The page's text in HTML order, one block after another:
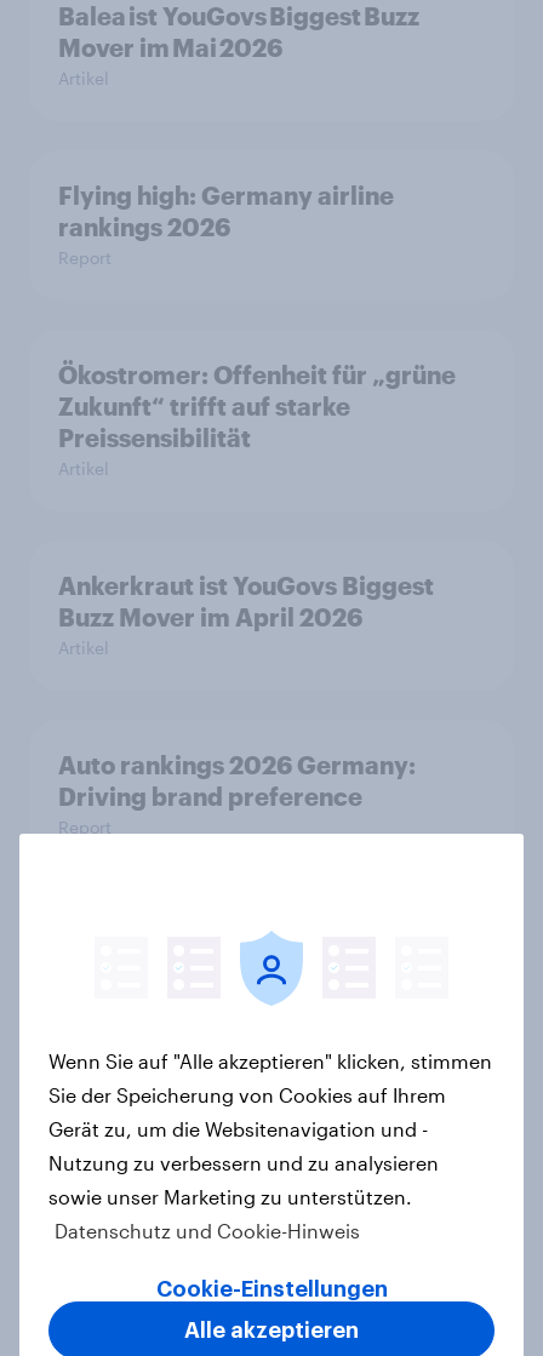
Balea ist YouGovs Biggest Buzz
Mover im Mai 2026
Artikel
Flying high: Germany airline
rankings 2026
Report
Ökostromer: Offenheit für „grüne
Zukunft“ trifft auf starke
Preissensibilität
Artikel
Ankerkraut ist YouGovs Biggest
Buzz Mover im April 2026
Artikel
Auto rankings 2026 Germany:
Driving brand preference
Report
Mehr als Fußball: Warum die WM
2026 für Marken jetzt schon
Jeder zweite Deutsche ist Mitglied
bei PAYBACK
Mobilfunk-Anbieter fraenk
Wenn Sie auf "Alle akzeptieren" klicken, stimmen
Sie der Speicherung von Cookies auf Ihrem
Gerät zu, um die Websitenavigation und -
Nutzung zu verbessern und zu analysieren
sowie unser Marketing zu unterstützen.
Datenschutz und Cookie-Hinweis
Cookie-Einstellungen
Alle akzeptieren